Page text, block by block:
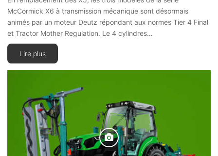
McCormick X6 à transmission mécanique sont désormais
animés par un moteur Deutz répondant aux normes Tier 4 Final
et Tractor Mother Regulation. Le 4 cylindres…
Lire plus